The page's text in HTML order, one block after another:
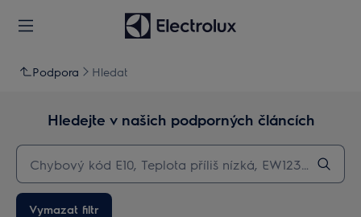
Podpora Hledat
Hledejte v našich podporných článcích
Vymazat filtr